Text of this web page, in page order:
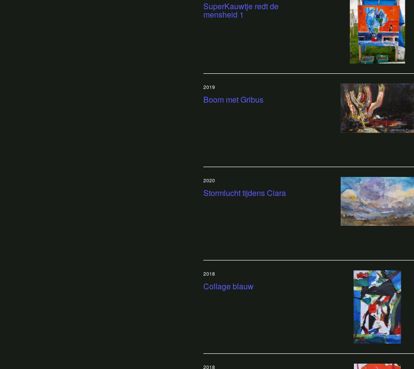
SuperKauwtje redt de
mensheid 1
Boom met Gribus
2019
Stormlucht tijdens Ciara
2020
Collage blauw
2018
2018